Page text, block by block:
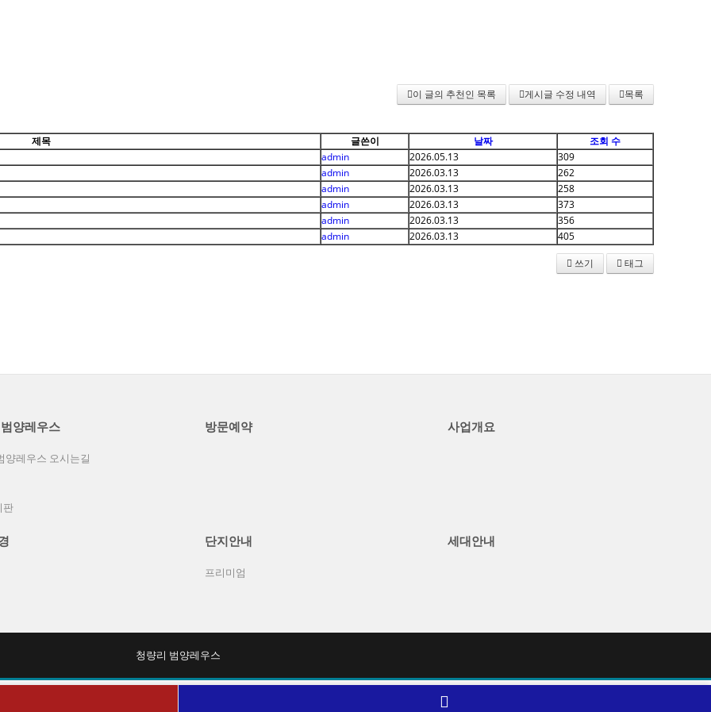
이 글의 추천인 목록 게시글 수정 내역 목록
제목 글쓴이 날짜
조회 수
admin
2026.05.13
309
admin
2026.03.13
262
admin
2026.03.13
258
admin
2026.03.13
373
admin
2026.03.13
356
admin
2026.03.13
405
쓰기
태그
양레우스
양레우스 오시는길
판
방문예약 사업개요
단지안내
프리미엄
세대안내
청량리 범양레우스